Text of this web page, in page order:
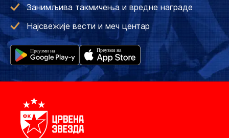
Занимљива такмичења и вредне награде
Најсвежије вести и меч центар